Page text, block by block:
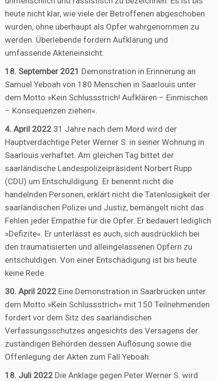
heute nicht klar, wie viele der Betroffenen abgeschoben
wurden, ohne überhaupt als Opfer wahrgenommen zu
werden. Überlebende fordern Aufklärung und
umfassende Akteneinsicht.
18. September 2021 Demonstration in Erinnerung an
Samuel Yeboah von 180 Menschen in Saarlouis unter
dem Motto »Kein Schlussstrich! Aufklären – Einmischen
– Konsequenzen ziehen«.
4. April 2022 31 Jahre nach dem Mord wird der
Hauptverdächtige Peter Werner S. in seiner Wohnung in
Saarlouis verhaftet. Am gleichen Tag bittet der
saarländische Landespolizeipräsident Norbert Rupp
(CDU) um Entschuldigung. Er benennt nicht die
handelnden Personen, erklärt nicht die Tatenlosigkeit der
saarländischen Polizei und Justiz, bemängelt nicht das
Fehlen jeder Empathie für die Opfer. Er bedauert lediglich
»Defizite«. Er unterlässt es auch, sich ausdrücklich bei
den traumatisierten und alleingelassenen Opfern zu
entschuldigen. Von einer Entschädigung ist bis heute
keine Rede.
30. April 2022 Eine Demonstration in Saarbrücken unter
dem Motto »Kein Schlussstrich« mit 150 Teilnehmenden
fordert vor dem Sitz des saarländischen
Verfassungsschutzes angesichts des Versagens der
zuständigen Behörden dessen Auflösung sowie die
Offenlegung der Akten zum Fall Yeboah.
18. Juli 2022 Die Anklage gegen Peter Werner S. wird